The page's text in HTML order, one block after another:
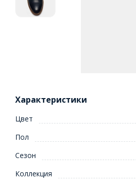
Характеристики
Цвет
Пол
Сезон
Коллекция